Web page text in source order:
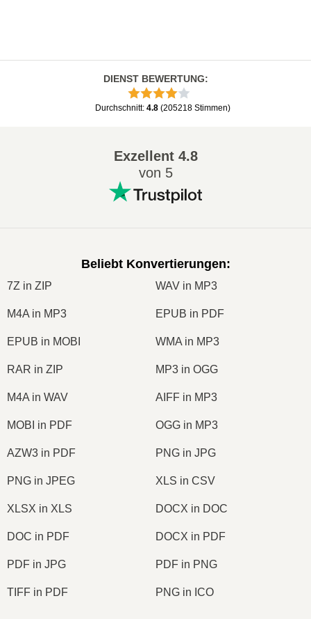
DIENST BEWERTUNG:
Durchschnitt: 4.8 (205218 Stimmen)
Exzellent4.8
von 5
Beliebt Konvertierungen:
7Z in ZIP WAV in MP3
M4A in MP3 EPUB in PDF
EPUB in MOBI WMA in MP3
RAR in ZIP MP3 in OGG
M4A in WAV AIFF in MP3
MOBI in PDF OGG in MP3
AZW3 in PDF PNG in JPG
PNG in JPEG XLS in CSV
XLSX in XLS DOCX in DOC
DOC in PDF DOCX in PDF
PDF in JPG PDF in PNG
TIFF in PDF PNG in ICO